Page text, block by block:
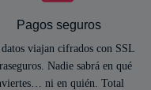
Pagos seguros
viajan cifrados con SSL
Nadie sabrá en qué
ni en quién. Total